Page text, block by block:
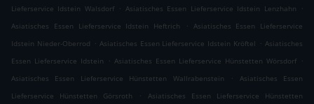
Lieferservice Idstein Walsdorf . Asiatisches Essen Lieferservice Idstein Lenzhahn
.
Asiatisches Essen Lieferservice Idstein Heftrich
. Asiatisches Essen Lieferservice
Idstein Nieder-Oberrod . Asiatisches Essen Lieferservice Idstein Kröftel . Asiatisches
Essen Lieferservice Idstein
. Asiatisches Essen Lieferservice Hünstetten Wörsdorf .
Asiatisches Essen Lieferservice Hünstetten Wallrabenstein
.
Asiatisches Essen
Lieferservice Hünstetten Görsroth
.
Asiatisches Essen Lieferservice Hünstetten